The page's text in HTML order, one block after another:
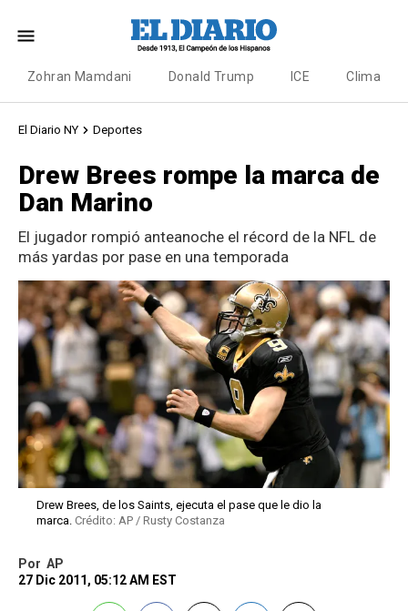
Zohran Mamdani Donald Trump ICE Clima
El Diario NY Deportes
Drew Brees rompe la marca de
Dan Marino
El jugador rompió anteanoche el récord de la NFL de
más yardas por pase en una temporada
Drew Brees, de los Saints, ejecuta el pase que le dio la
marca. Crédito: AP / Rusty Costanza
Por AP
27 Dic 2011, 05:12 AM EST